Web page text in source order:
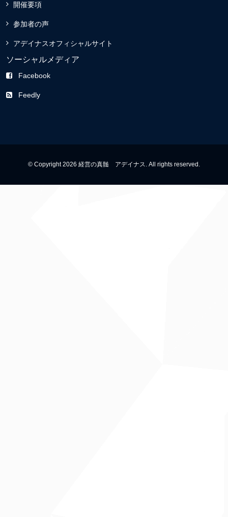
開催要項
参加者の声
アデイナスオフィシャルサイト
ソーシャルメディア
Facebook
Feedly
© Copyright 2026 経営の真髄 アデイナス. All rights reserved.